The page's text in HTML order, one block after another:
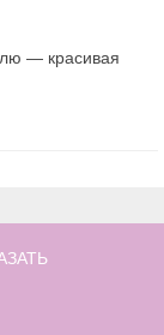
— красивая